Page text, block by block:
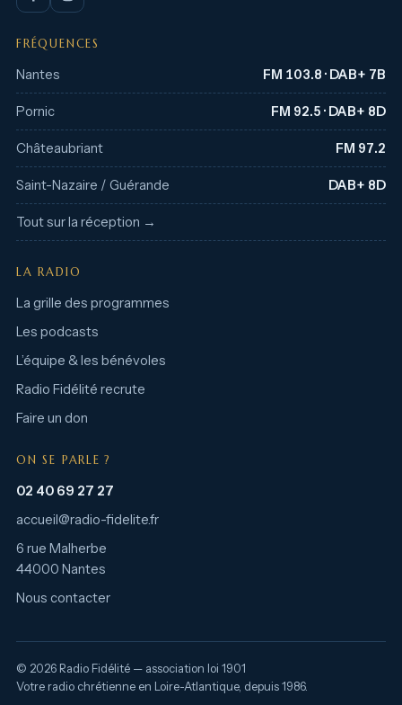
FRÉQUENCES
Nantes FM 103.8 · DAB+ 7B
Pornic FM 92.5 · DAB+ 8D
Châteaubriant FM 97.2
Saint-Nazaire / Guérande DAB+ 8D
Tout sur la réception →
LA RADIO
La grille des programmes
Les podcasts
L’équipe & les bénévoles
Radio Fidélité recrute
Faire un don
ON SE PARLE ?
02 40 69 27 27
accueil@radio-fidelite.fr
6 rue Malherbe
44000 Nantes
Nous contacter
© 2026 Radio Fidélité — association loi 1901
Votre radio chrétienne en Loire-Atlantique, depuis 1986.